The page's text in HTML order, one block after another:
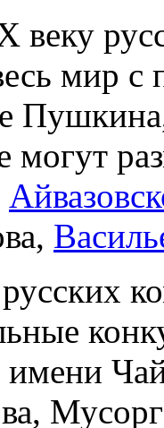
веку
мир с
могут
имени